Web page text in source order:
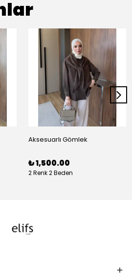
Aksesuarlı Gömlek
₺ 1,500.00
2 Renk 2 Beden